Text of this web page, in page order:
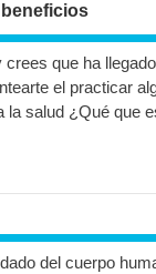
que ha
el practicar
salud ¿Qué que
del cuerpo